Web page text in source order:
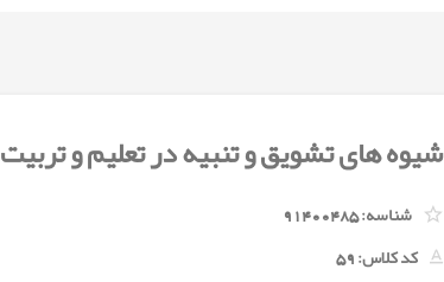
شیوه های تشویق و تنبیه در تعلیم و تربیت
شناسه:91400485
کد کلاس:59